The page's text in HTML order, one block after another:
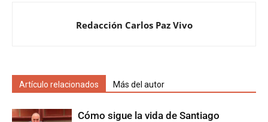
Redacción Carlos Paz Vivo
Artículo relacionados Más del autor
Cómo sigue la vida de Santiago